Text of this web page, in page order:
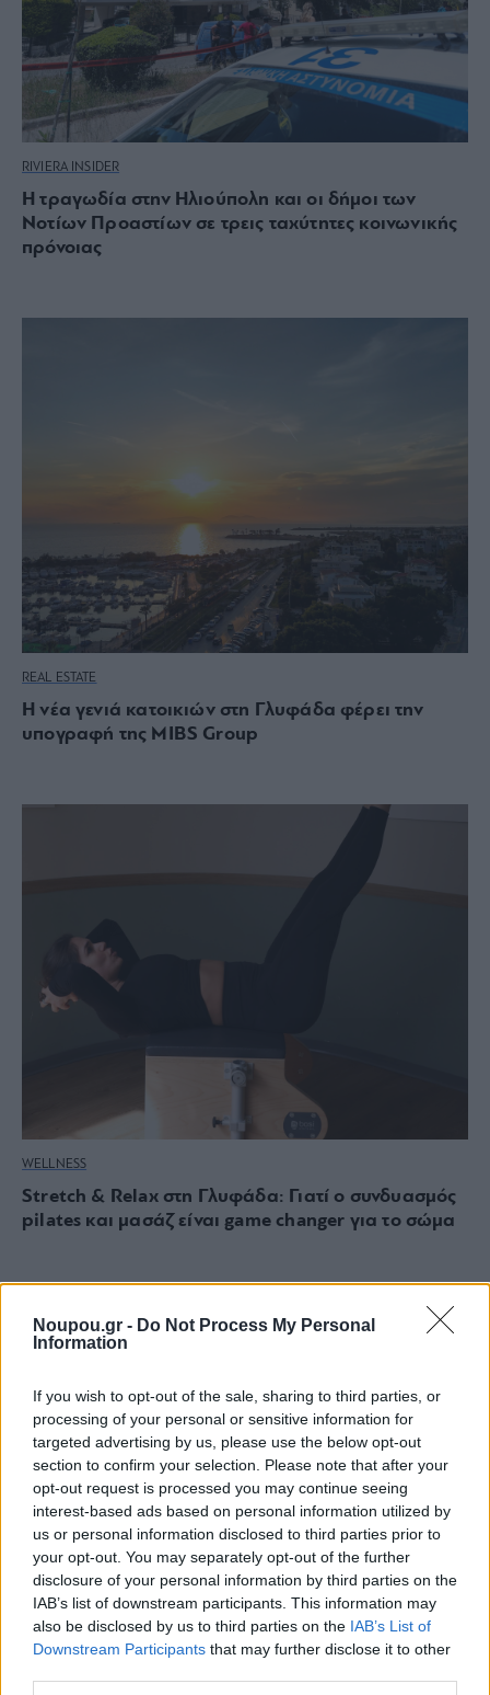
Noupou.gr - Do Not Process My Personal
Information
If you wish to opt-out of the sale, sharing to third parties, or
processing of your personal or sensitive information for
targeted advertising by us, please use the below opt-out
section to confirm your selection. Please note that after your
opt-out request is processed you may continue seeing
interest-based ads based on personal information utilized by
us or personal information disclosed to third parties prior to
your opt-out. You may separately opt-out of the further
disclosure of your personal information by third parties on the
IAB’s list of downstream participants. This information may
also be disclosed by us to third parties on the IAB’s List of
Downstream Participants that may further disclose it to other
RIVIERA INSIDER
Η τραγωδία στην Ηλιούπολη και οι δήμοι των
Νοτίων Προαστίων σε τρεις ταχύτητες κοινωνικής
πρόνοιας
REAL ESTATE
Η νέα γενιά κατοικιών στη Γλυφάδα φέρει την
υπογραφή της MIBS Group
WELLNESS
Stretch & Relax στη Γλυφάδα: Γιατί ο συνδυασμός
pilates και μασάζ είναι game changer για το σώμα
LIFE
Ραντεβού στο Hondos Center Γλυφάδας για ένα